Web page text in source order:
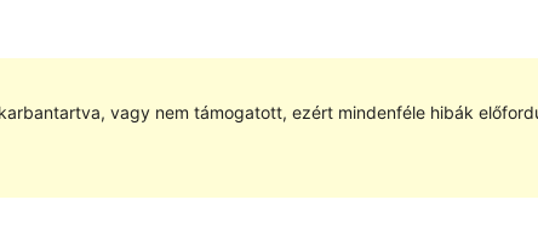
vagy nem támogatott, ezért mindenféle hibák